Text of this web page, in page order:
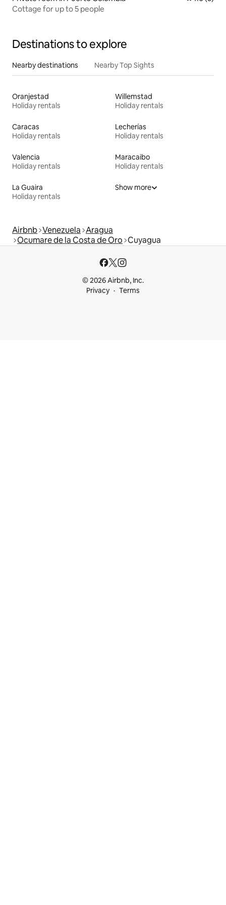
Cottage for up to 5 people
Destinations to explore
Nearby destinations Nearby Top Sights
Oranjestad
Holiday rentals
Willemstad
Holiday rentals
Caracas
Holiday rentals
Lecherías
Holiday rentals
Valencia
Holiday rentals
Maracaibo
Holiday rentals
La Guaira
Holiday rentals
Show more
Airbnb Venezuela Aragua
Ocumare de la Costa de Oro Cuyagua
© 2026 Airbnb, Inc.
Privacy
Terms